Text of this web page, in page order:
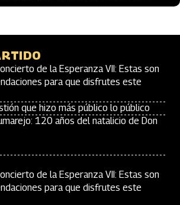
de la Esperanza VII: Estas son
para que disfrutes este
que hizo más público lo público
120 años del natalicio de Don
de la Esperanza VII: Estas son
para que disfrutes este